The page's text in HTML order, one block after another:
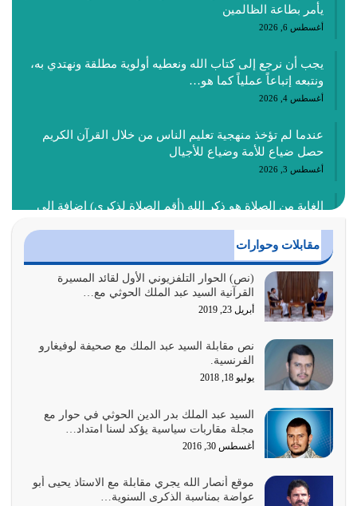
يأمر بطاعة الظالمين
أغسطس 6, 2026
يجب أن نرجع إلى كتاب الله ونعطيه أولوية مطلقة ونهتدي به،
ونتبعه إتباعاً عملياً كما هو…
أغسطس 4, 2026
عندما لم تؤخذ منهجية تعليم الناس من خلال القرآن الكريم
حصل ضياع للأمة وضياع للأجيال
أغسطس 3, 2026
الغاية من الصلاة هو ذكر الله (أقم الصلاة لذكري) إضافة إلى
أغسطس 2, 2026
السبب الرئيسي لشقاء الأمة الابتعاد عن كتاب الله والتعدي
لحدود الله بالإضافات للدين
أغسطس 1, 2026
أبرز أسباب الشقاء هو الإعراض عن ذكر الله وعن هدى الله
المتمثل في القرآن الكريم
يوليو 31, 2026
أولياء الشيطان كلما كانوا أكثر ولاءً وطاعة للشيطان كلما كانوا
أكثر ضعفاً
يوليو 30, 2026
وعد الله تعالى من يُقتل في سبيله بالحياة الأبدية والرزق
مقابلات وحوارات
(نص) الحوار التلفزيوني الأول لقائد المسيرة
القرآنية السيد عبد الملك الحوثي مع…
أبريل 23, 2019
نص مقابلة السيد عبد الملك مع صحيفة لوفيغارو
الفرنسية.
يوليو 18, 2018
السيد عبد الملك بدر الدين الحوثي في حوار مع
مجلة مقاربات سياسية يؤكد لسنا امتداد…
أغسطس 30, 2016
موقع أنصار الله يجري مقابلة مع الاستاذ يحيى أبو
عواضة بمناسبة الذكرى السنوية…